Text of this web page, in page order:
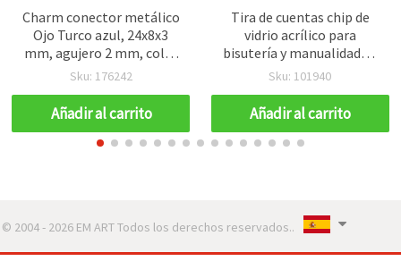
Charm conector metálico
Ojo Turco azul, 24x8x3
mm, agujero 2 mm, color
plata – 2 uds.
Sku: 176242
Añadir al carrito
Tira de cuentas chip de
vidrio acrílico para
bisutería y manualidades,
8–12 mm, morado-rosa,
Sku: 101940
Añadir al carrito
© 2004 - 2026 EM ART Todos los derechos reservados..